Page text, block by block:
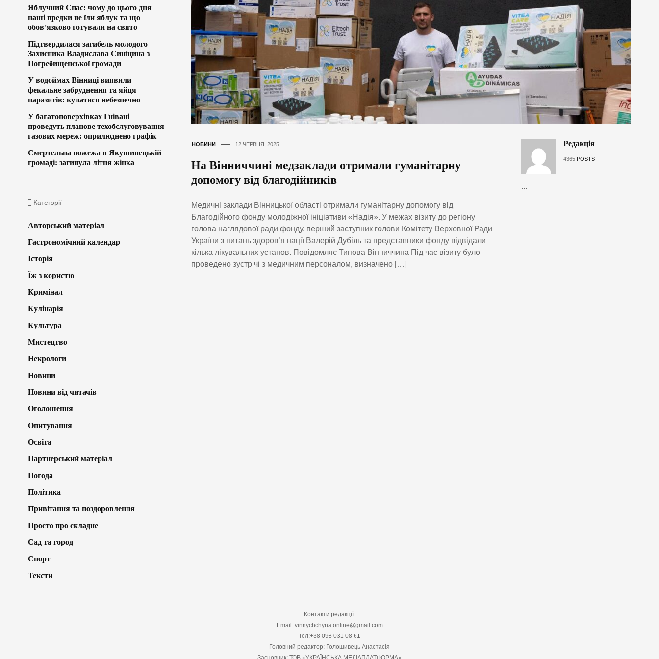
НОВИНИ 12 ЧЕРВНЯ, 2025
На Вінниччині медзаклади отримали гуманітарну
допомогу від благодійників
Медичні заклади Вінницької області отримали гуманітарну допомогу від
Благодійного фонду молодіжної ініціативи «Надія». У межах візиту до регіону
голова наглядової ради фонду, перший заступник голови Комітету Верховної Ради
України з питань здоров’я нації Валерій Дубіль та представники фонду відвідали
кілька лікувальних установ. Повідомляє Типова Вінниччина Під час візиту було
проведено зустрічі з медичним персоналом, визначено […]
Редакція
4365 POSTS
...
Яблучний Спас: чому до цього дня
наші предки не їли яблук та що
обов’язково готували на свято
Підтвердилася загибель молодого
Захисника Владислава Синіцина з
Погребищенської громади
У водоймах Вінниці виявили
фекальне забруднення та яйця
паразитів: купатися небезпечно
У багатоповерхівках Гнівані
проведуть планове техобслуговування
газових мереж: оприлюднено графік
Смертельна пожежа в Якушинецькій
громаді: загинула літня жінка
Категорії
Авторський матеріал
Гастрономічний календар
Історія
Їж з користю
Кримінал
Кулінарія
Культура
Мистецтво
Некрологи
Новини
Новини від читачів
Оголошення
Опитування
Освіта
Партнерський матеріал
Погода
Політика
Привітання та поздоровлення
Просто про складне
Сад та город
Спорт
Тексти
Контакти редакції:
Email: vinnychchyna.online@gmail.com
Тел:+38 098 031 08 61
Головний редактор: Голошивець Анастасія
Засновник: ТОВ «УКРАЇНСЬКА МЕДІАПЛАТФОРМА»